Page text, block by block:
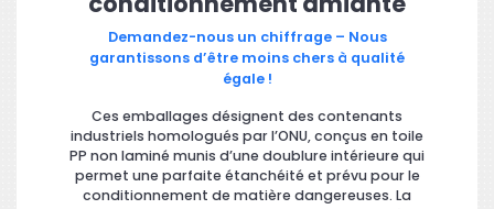
Demandez-nous un chiffrage – Nous
garantissons d’être moins chers à qualité
égale !
Ces emballages désignent des contenants
industriels homologués par l’ONU, conçus en toile
PP non laminé munis d’une doublure intérieure qui
permet une parfaite étanchéité et prévu pour le
conditionnement de matière dangereuses. La